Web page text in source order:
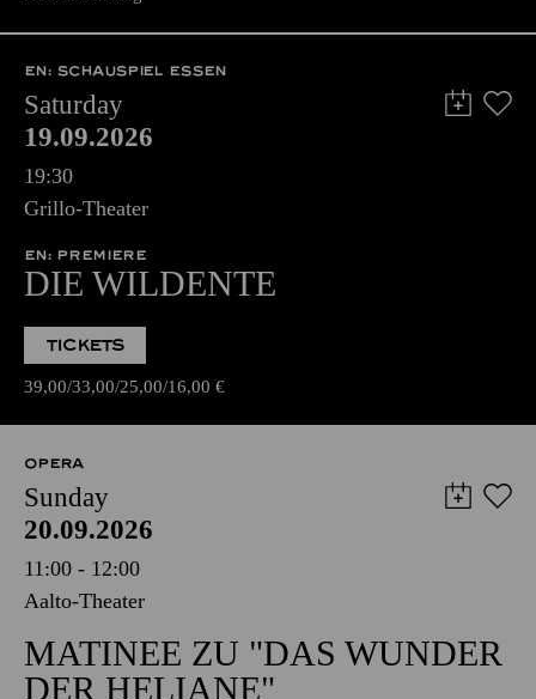
EN: SCHAUSPIEL ESSEN
Saturday
19.09.2026
19:30
Grillo-Theater
EN: PREMIERE
DIE WILDENTE
TICKETS
39,00 33,00 25,00 16,00 €
OPERA
Sunday
20.09.2026
11:00 - 12:00
Aalto-Theater
MATINEE ZU "DAS WUNDER
DER HELIANE"